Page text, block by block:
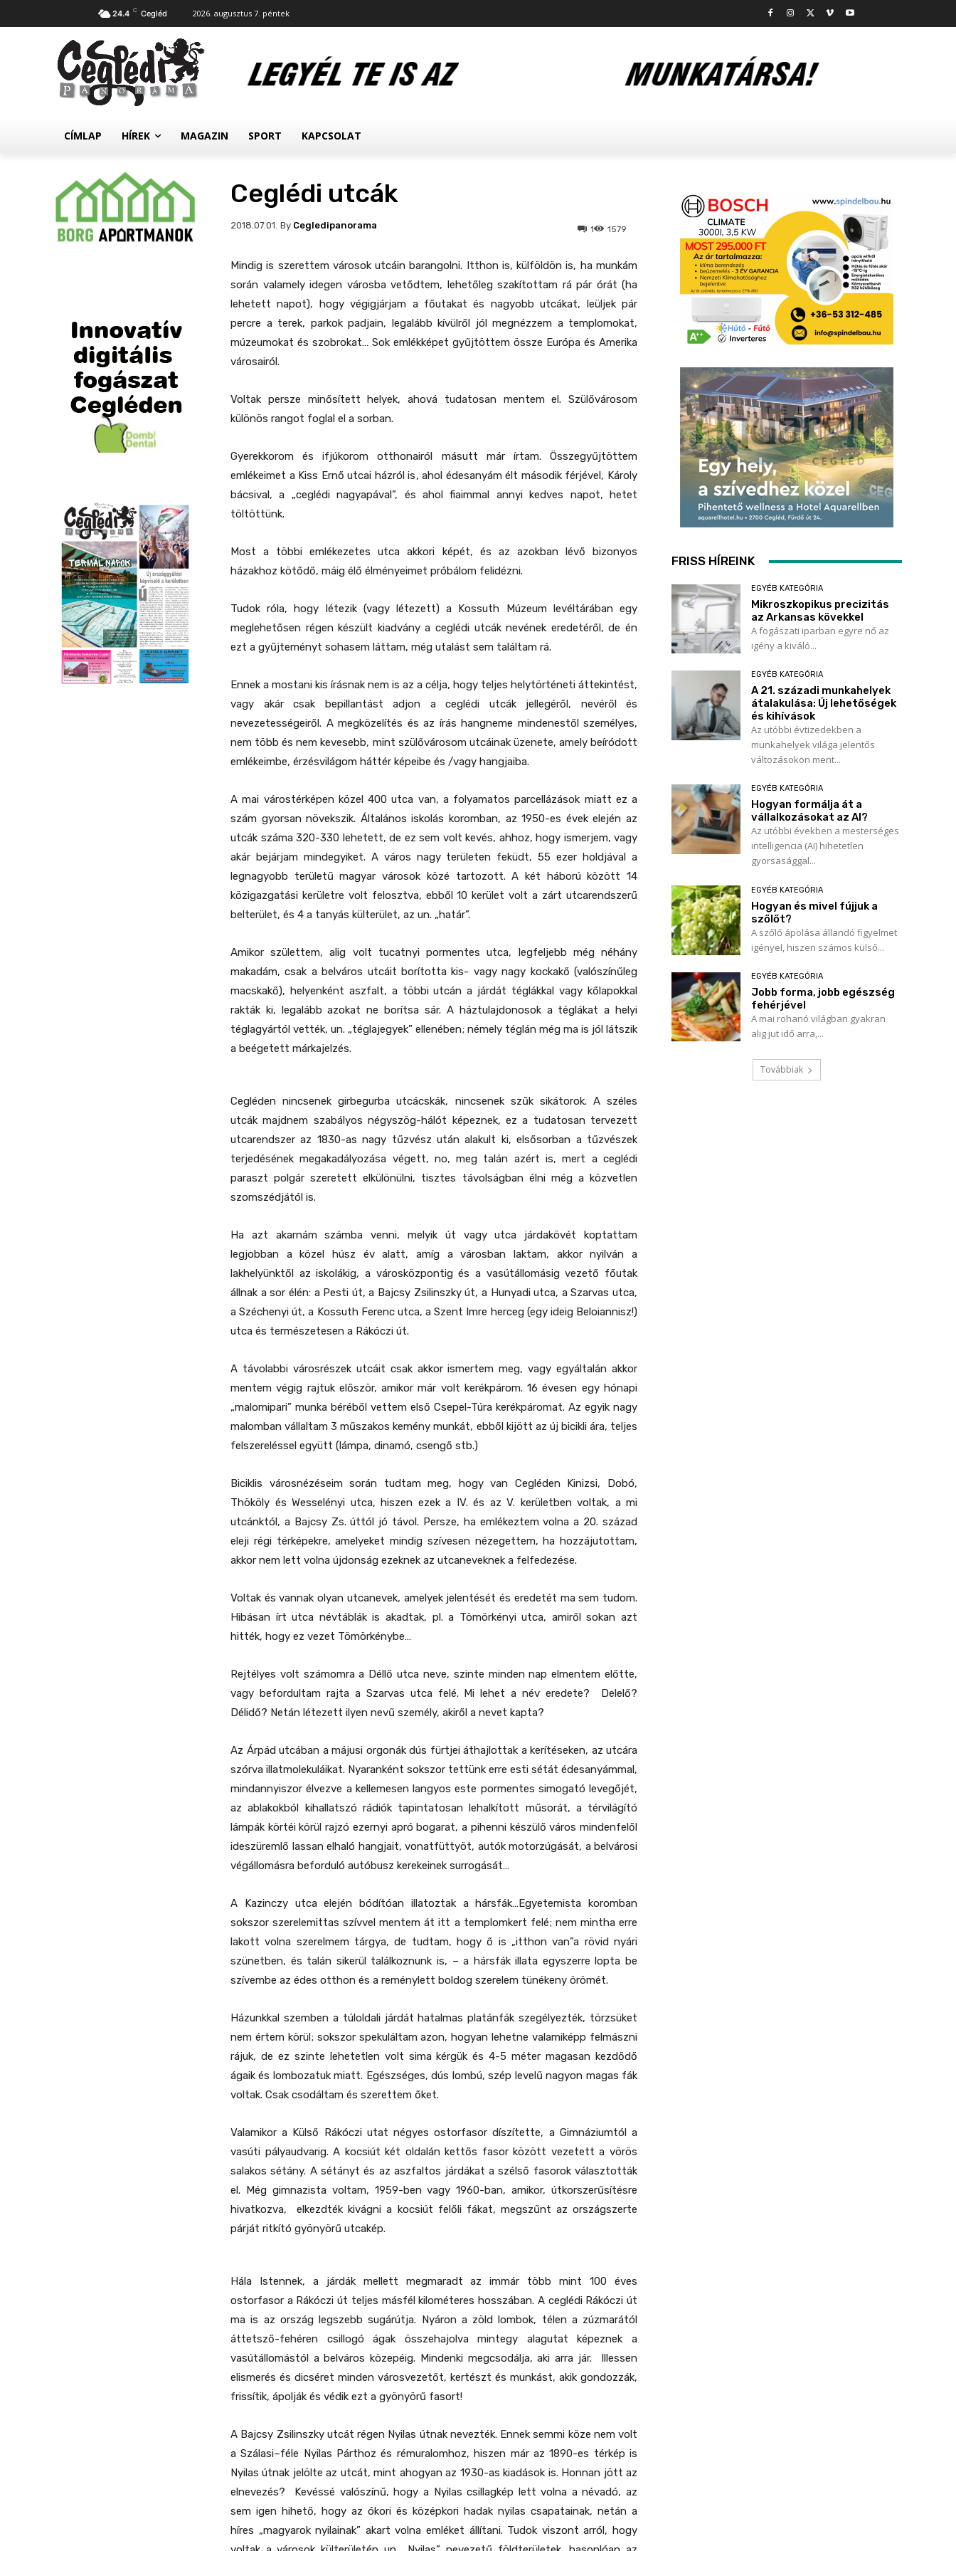
24.4 C Cegléd 2026. augusztus 7. péntek
CÍMLAP HÍREK MAGAZIN SPORT KAPCSOLAT
Ceglédi utcák
2018.07.01. 1579
1
By Cegledipanorama
Mindig is szerettem városok utcáin barangolni. Itthon is, külföldön is, ha munkám
során valamely idegen városba vetődtem, lehetőleg szakítottam rá pár órát (ha
lehetett napot), hogy végigjárjam a főutakat és nagyobb utcákat, leüljek pár
percre a terek, parkok padjain, legalább kívülről jól megnézzem a templomokat,
múzeumokat és szobrokat… Sok emlékképet gyűjtöttem össze Európa és Amerika
városairól.
Voltak persze minősített helyek, ahová tudatosan mentem el. Szülővárosom
különös rangot foglal el a sorban.
Gyerekkorom és ifjúkorom otthonairól másutt már írtam. Összegyűjtöttem
emlékeimet a Kiss Ernő utcai házról is, ahol édesanyám élt második férjével, Károly
bácsival, a „ceglédi nagyapával”, és ahol fiaimmal annyi kedves napot, hetet
töltöttünk.
Most a többi emlékezetes utca akkori képét, és az azokban lévő bizonyos
házakhoz kötődő, máig élő élményeimet próbálom felidézni.
Tudok róla, hogy létezik (vagy létezett) a Kossuth Múzeum levéltárában egy
meglehetősen régen készült kiadvány a ceglédi utcák nevének eredetéről, de én
ezt a gyűjteményt sohasem láttam, még utalást sem találtam rá.
Ennek a mostani kis írásnak nem is az a célja, hogy teljes helytörténeti áttekintést,
vagy akár csak bepillantást adjon a ceglédi utcák jellegéről, nevéről és
nevezetességeiről. A megközelítés és az írás hangneme mindenestől személyes,
nem több és nem kevesebb, mint szülővárosom utcáinak üzenete, amely beíródott
emlékeimbe, érzésvilágom háttér képeibe és /vagy hangjaiba.
A mai várostérképen közel 400 utca van, a folyamatos parcellázások miatt ez a
szám gyorsan növekszik. Általános iskolás koromban, az 1950-es évek elején az
utcák száma 320-330 lehetett, de ez sem volt kevés, ahhoz, hogy ismerjem, vagy
akár bejárjam mindegyiket. A város nagy területen feküdt, 55 ezer holdjával a
legnagyobb területű magyar városok közé tartozott. A két háború között 14
közigazgatási kerületre volt felosztva, ebből 10 kerület volt a zárt utcarendszerű
belterület, és 4 a tanyás külterület, az un. „határ”.
Amikor születtem, alig volt tucatnyi pormentes utca, legfeljebb még néhány
makadám, csak a belváros utcáit borította kis- vagy nagy kockakő (valószínűleg
macskakő), helyenként aszfalt, a többi utcán a járdát téglákkal vagy kőlapokkal
rakták ki, legalább azokat ne borítsa sár. A háztulajdonosok a téglákat a helyi
téglagyártól vették, un. „téglajegyek” ellenében; némely téglán még ma is jól látszik
a beégetett márkajelzés.
Cegléden nincsenek girbegurba utcácskák, nincsenek szűk sikátorok. A széles
utcák majdnem szabályos négyszög-hálót képeznek, ez a tudatosan tervezett
utcarendszer az 1830-as nagy tűzvész után alakult ki, elsősorban a tűzvészek
terjedésének megakadályozása végett, no, meg talán azért is, mert a ceglédi
paraszt polgár szeretett elkülönülni, tisztes távolságban élni még a közvetlen
szomszédjától is.
Ha azt akarnám számba venni, melyik út vagy utca járdakövét koptattam
legjobban a közel húsz év alatt, amíg a városban laktam, akkor nyilván a
lakhelyünktől az iskolákig, a városközpontig és a vasútállomásig vezető főutak
állnak a sor élén: a Pesti út, a Bajcsy Zsilinszky út, a Hunyadi utca, a Szarvas utca,
a Széchenyi út, a Kossuth Ferenc utca, a Szent Imre herceg (egy ideig Beloiannisz!)
utca és természetesen a Rákóczi út.
A távolabbi városrészek utcáit csak akkor ismertem meg, vagy egyáltalán akkor
mentem végig rajtuk először, amikor már volt kerékpárom. 16 évesen egy hónapi
„malomipari” munka béréből vettem első Csepel-Túra kerékpáromat. Az egyik nagy
malomban vállaltam 3 műszakos kemény munkát, ebből kijött az új bicikli ára, teljes
felszereléssel együtt (lámpa, dinamó, csengő stb.)
Biciklis városnézéseim során tudtam meg, hogy van Cegléden Kinizsi, Dobó,
Thököly és Wesselényi utca, hiszen ezek a IV. és az V. kerületben voltak, a mi
utcánktól, a Bajcsy Zs. úttól jó távol. Persze, ha emlékeztem volna a 20. század
eleji régi térképekre, amelyeket mindig szívesen nézegettem, ha hozzájutottam,
akkor nem lett volna újdonság ezeknek az utcaneveknek a felfedezése.
Voltak és vannak olyan utcanevek, amelyek jelentését és eredetét ma sem tudom.
Hibásan írt utca névtáblák is akadtak, pl. a Tömörkényi utca, amiről sokan azt
hitték, hogy ez vezet Tömörkénybe…
Rejtélyes volt számomra a Déllő utca neve, szinte minden nap elmentem előtte,
vagy befordultam rajta a Szarvas utca felé. Mi lehet a név eredete? Delelő?
Délidő? Netán létezett ilyen nevű személy, akiről a nevet kapta?
Az Árpád utcában a májusi orgonák dús fürtjei áthajlottak a kerítéseken, az utcára
szórva illatmolekuláikat. Nyaranként sokszor tettünk erre esti sétát édesanyámmal,
mindannyiszor élvezve a kellemesen langyos este pormentes simogató levegőjét,
az ablakokból kihallatszó rádiók tapintatosan lehalkított műsorát, a térvilágító
lámpák körtéi körül rajzó ezernyi apró bogarat, a pihenni készülő város mindenfelől
ideszüremlő lassan elhaló hangjait, vonatfüttyöt, autók motorzúgását, a belvárosi
végállomásra beforduló autóbusz kerekeinek surrogását…
A Kazinczy utca elején bódítóan illatoztak a hársfák…Egyetemista koromban
sokszor szerelemittas szívvel mentem át itt a templomkert felé; nem mintha erre
lakott volna szerelmem tárgya, de tudtam, hogy ő is „itthon van”a rövid nyári
szünetben, és talán sikerül találkoznunk is, – a hársfák illata egyszerre lopta be
szívembe az édes otthon és a reménylett boldog szerelem tünékeny örömét.
Házunkkal szemben a túloldali járdát hatalmas platánfák szegélyezték, törzsüket
nem értem körül; sokszor spekuláltam azon, hogyan lehetne valamiképp felmászni
rájuk, de ez szinte lehetetlen volt sima kérgük és 4-5 méter magasan kezdődő
ágaik és lombozatuk miatt. Egészséges, dús lombú, szép levelű nagyon magas fák
voltak. Csak csodáltam és szerettem őket.
Valamikor a Külső Rákóczi utat négyes ostorfasor díszítette, a Gimnáziumtól a
vasúti pályaudvarig. A kocsiút két oldalán kettős fasor között vezetett a vörös
salakos sétány. A sétányt és az aszfaltos járdákat a szélső fasorok választották
el. Még gimnazista voltam, 1959-ben vagy 1960-ban, amikor, útkorszerűsítésre
hivatkozva, elkezdték kivágni a kocsiút felőli fákat, megszűnt az országszerte
párját ritkító gyönyörű utcakép.
Hála Istennek, a járdák mellett megmaradt az immár több mint 100 éves
ostorfasor a Rákóczi út teljes másfél kilométeres hosszában. A ceglédi Rákóczi út
ma is az ország legszebb sugárútja. Nyáron a zöld lombok, télen a zúzmarától
áttetsző-fehéren csillogó ágak összehajolva mintegy alagutat képeznek a
vasútállomástól a belváros közepéig. Mindenki megcsodálja, aki arra jár. Illessen
elismerés és dicséret minden városvezetőt, kertészt és munkást, akik gondozzák,
frissítik, ápolják és védik ezt a gyönyörű fasort!
A Bajcsy Zsilinszky utcát régen Nyilas útnak nevezték. Ennek semmi köze nem volt
a Szálasi–féle Nyilas Párthoz és rémuralomhoz, hiszen már az 1890-es térkép is
Nyilas útnak jelölte az utcát, mint ahogyan az 1930-as kiadások is. Honnan jött az
elnevezés? Kevéssé valószínű, hogy a Nyilas csillagkép lett volna a névadó, az
sem igen hihető, hogy az ókori és középkori hadak nyilas csapatainak, netán a
híres „magyarok nyilainak” akart volna emléket állítani. Tudok viszont arról, hogy
FRISS HÍREINK
EGYÉB KATEGÓRIA
Mikroszkopikus precizitás
az Arkansas kövekkel
A fogászati iparban egyre nő az
igény a kiváló...
EGYÉB KATEGÓRIA
A 21. századi munkahelyek
átalakulása: Új lehetőségek
és kihívások
Az utóbbi évtizedekben a
munkahelyek világa jelentős
változásokon ment...
EGYÉB KATEGÓRIA
Hogyan formálja át a
vállalkozásokat az AI?
Az utóbbi években a mesterséges
intelligencia (AI) hihetetlen
gyorsasággal...
EGYÉB KATEGÓRIA
Hogyan és mivel fújjuk a
szőlőt?
A szőlő ápolása állandó figyelmet
igényel, hiszen számos külső...
EGYÉB KATEGÓRIA
Jobb forma, jobb egészség
fehérjével
A mai rohanó világban gyakran
alig jut idő arra,...
Továbbiak